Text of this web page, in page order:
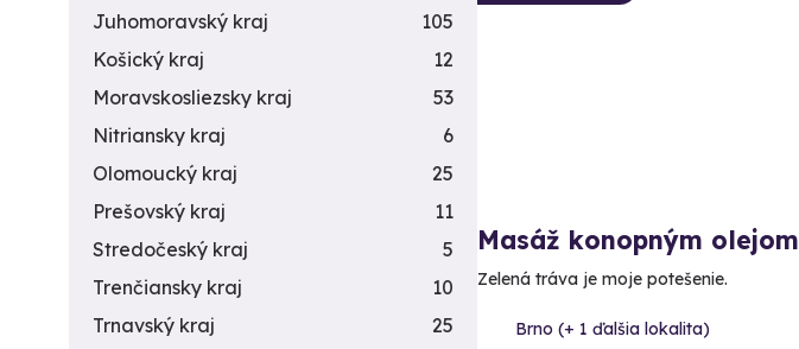
Masáž konopným olejom
Zelená tráva je moje potešenie.
Brno (+ 1 ďalšia lokalita)
Juhomoravský kraj
105
Košický kraj
12
Moravskosliezsky kraj
53
Nitriansky kraj
6
Olomoucký kraj
25
Prešovský kraj
11
Stredočeský kraj
5
Trenčiansky kraj
10
Trnavský kraj
25